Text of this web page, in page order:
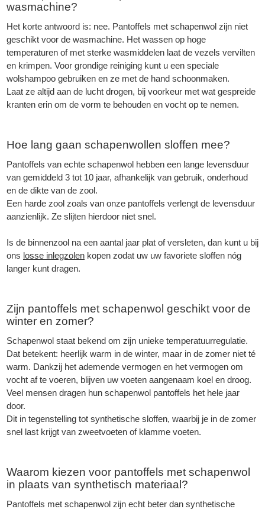
wasmachine?
Het korte antwoord is: nee. Pantoffels met schapenwol zijn niet
geschikt voor de wasmachine. Het wassen op hoge
temperaturen of met sterke wasmiddelen laat de vezels vervilten
en krimpen. Voor grondige reiniging kunt u een speciale
wolshampoo gebruiken en ze met de hand schoonmaken.
Laat ze altijd aan de lucht drogen, bij voorkeur met wat gespreide
kranten erin om de vorm te behouden en vocht op te nemen.
Hoe lang gaan schapenwollen sloffen mee?
Pantoffels van echte schapenwol hebben een lange levensduur
van gemiddeld 3 tot 10 jaar, afhankelijk van gebruik, onderhoud
en de dikte van de zool.
Een harde zool zoals van onze pantoffels verlengt de levensduur
aanzienlijk. Ze slijten hierdoor niet snel.
Is de binnenzool na een aantal jaar plat of versleten, dan kunt u bij
ons losse inlegzolen kopen zodat uw uw favoriete sloffen nóg
langer kunt dragen.
Zijn pantoffels met schapenwol geschikt voor de
winter en zomer?
Schapenwol staat bekend om zijn unieke temperatuurregulatie.
Dat betekent: heerlijk warm in de winter, maar in de zomer niet té
warm. Dankzij het ademende vermogen en het vermogen om
vocht af te voeren, blijven uw voeten aangenaam koel en droog.
Veel mensen dragen hun schapenwol pantoffels het hele jaar
door.
Dit in tegenstelling tot synthetische sloffen, waarbij je in de zomer
snel last krijgt van zweetvoeten of klamme voeten.
Waarom kiezen voor pantoffels met schapenwol
in plaats van synthetisch materiaal?
Pantoffels met schapenwol zijn echt beter dan synthetische